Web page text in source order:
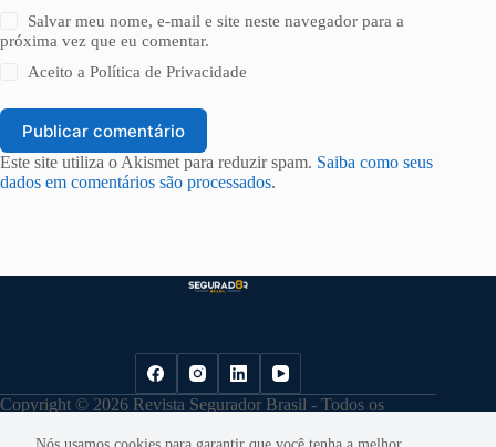
Salvar meu nome, e-mail e site neste navegador para a
próxima vez que eu comentar.
Aceito aPolítica de Privacidade
Publicar comentário
Este site utiliza o Akismet para reduzir spam. Saiba como seus
dados em comentários são processados.
Copyright © 2026 Revista Segurador Brasil - Todos os